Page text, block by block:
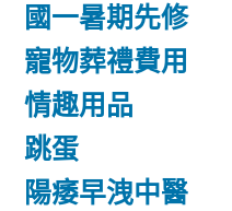
國一暑期先修
寵物葬禮費用
情趣用品
跳蛋
陽痿早洩中醫